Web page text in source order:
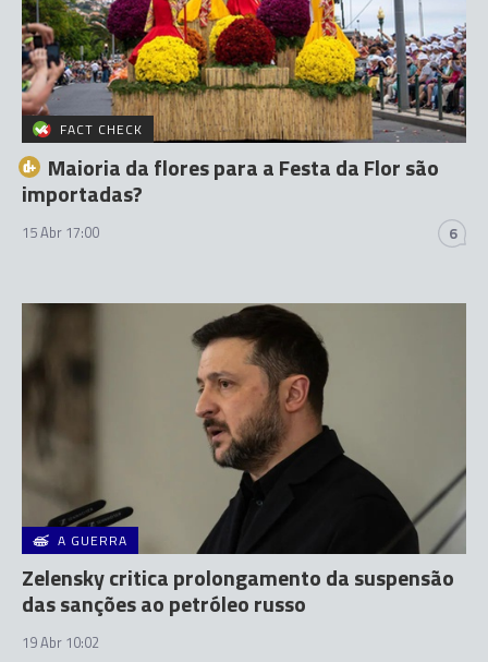
FACT CHECK
Maioria da flores para a Festa da Flor são
importadas?
15 Abr 17:00 6
A GUERRA
Zelensky critica prolongamento da suspensão
das sanções ao petróleo russo
19 Abr 10:02